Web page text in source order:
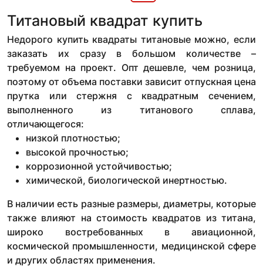
Титановый квадрат купить
Недорого купить квадраты титановые можно, если
заказать их сразу в большом количестве –
требуемом на проект. Опт дешевле, чем розница,
поэтому от объема поставки зависит отпускная цена
прутка или стержня с квадратным сечением,
выполненного из титанового сплава,
отличающегося:
низкой плотностью;
высокой прочностью;
коррозионной устойчивостью;
химической, биологической инертностью.
В наличии есть разные размеры, диаметры, которые
также влияют на стоимость квадратов из титана,
широко востребованных в авиационной,
космической промышленности, медицинской сфере
и других областях применения.